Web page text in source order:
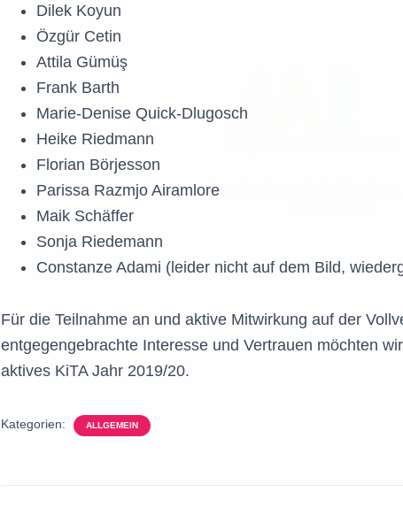
Dilek Koyun
Özgür Cetin
Attila Gümüş
Frank Barth
Marie-Denise Quick-Dlugosch
Heike Riedmann
Florian Börjesson
Parissa Razmjo Airamlore
Maik Schäffer
Sonja Riedemann
Constanze Adami (leider nicht auf dem Bild,
Für die Teilnahme an und aktive Mitwirkung auf der
entgegengebrachte Interesse und Vertrauen möchten
aktives KiTA Jahr 2019/20.
Kategorien: ALLGEMEIN